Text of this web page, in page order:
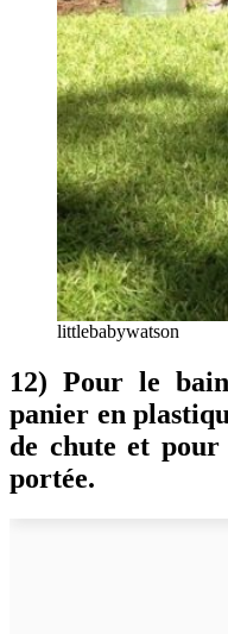
littlebabywatson
12) Pour le
panier en
de chute et pour
portée.